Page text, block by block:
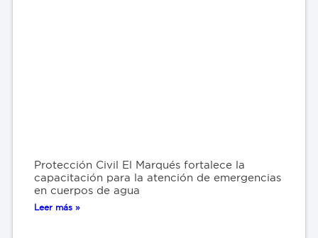
Protección Civil El Marqués fortalece la
capacitación para la atención de emergencias
en cuerpos de agua
Leer más »